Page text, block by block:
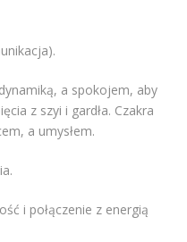
a spokojem, aby
z szyi i gardła. Czakra
a umysłem.
i połączenie z energią